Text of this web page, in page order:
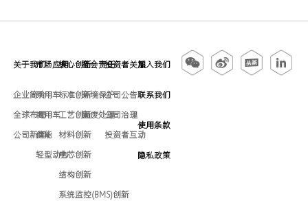
关于我们
企业简介
全球布局
公司新闻
市场应用
乘用车
商用车
储能
轻型动力
核心创新
标准创新
工艺创新
材料创新
电芯创新
结构创新
系统监控(BMS)创新
社会责任
环境保护
固废处理
投资者关系
公司公告
公司治理
投资者互动
加入我们
联系我们
使用条款
隐私政策